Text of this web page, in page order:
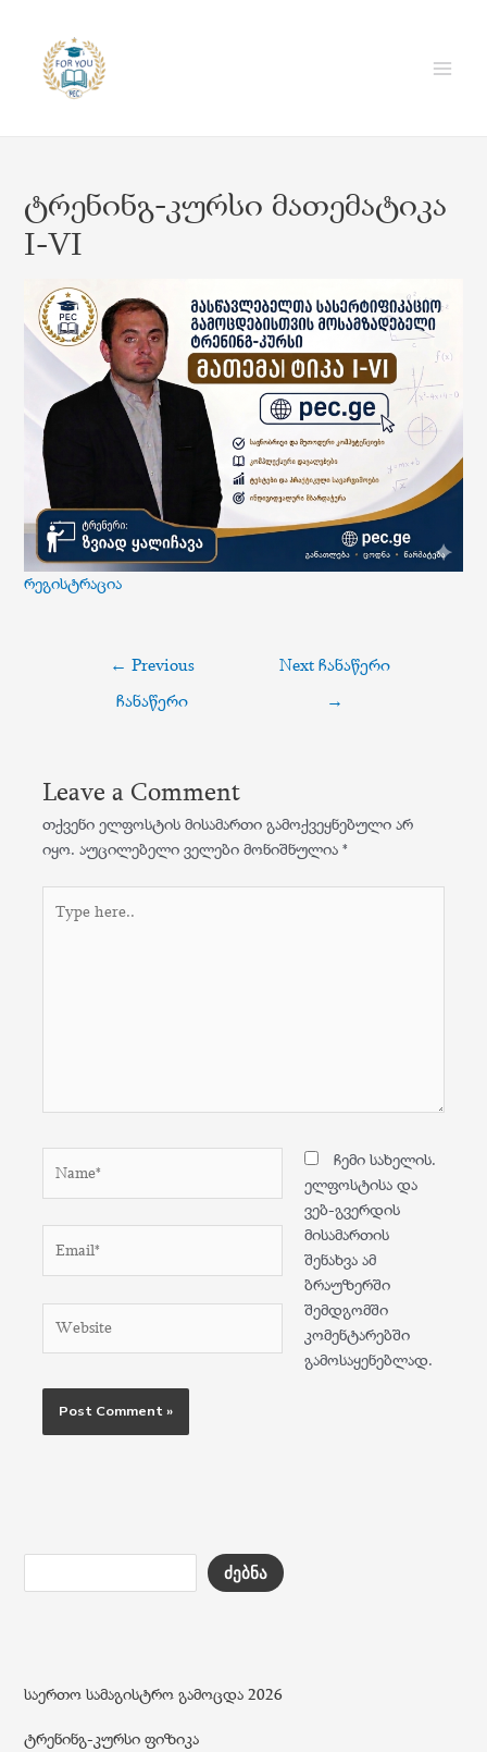
content
ტრენინგ-კურსი მათემატიკა
I-VI
რეგისტრაცია
← Previous
ჩანაწერი
Next ჩანაწერი
→
Leave a Comment
თქვენი ელფოსტის მისამართი გამოქვეყნებული არ
იყო. აუცილებელი ველები მონიშნულია*
here..
ჩემი სახელის.
ელფოსტისა და
ვებ-გვერდის
მისამართის
შენახვა ამ
ბრაუზერში
შემდგომში
კომენტარებში
გამოსაყენებლად.
ძებნა
საერთო სამაგისტრო გამოცდა 2026
ტრენინგ-კურსი ფიზიკა